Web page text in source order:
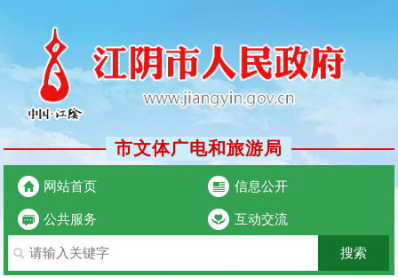
市文体广电和旅游局
网站首页 信息公开
公共服务 互动交流